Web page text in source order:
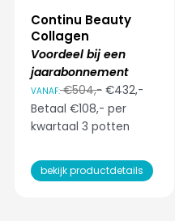
Continu Beauty
Collagen
Voordeel bij een
jaarabonnement
VANAF:€504,- €432,-
Betaal €108,- per
kwartaal 3 potten
bekijk productdetails